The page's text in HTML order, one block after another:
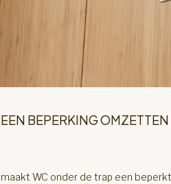
BEPERKING
WC onder de trap een